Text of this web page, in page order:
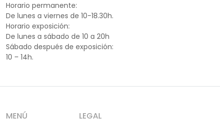
Horario permanente:
De lunes a viernes de 10-18.30h.
Horario exposición:
De lunes a sábado de 10 a 20h
Sábado después de exposición:
10 – 14h.
MENÚ LEGAL